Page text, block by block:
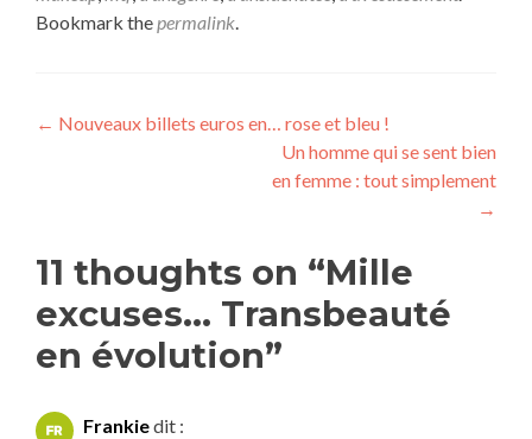
Bookmark thepermalink.
Navigation
← Nouveaux billets euros en… rose et bleu !
Un homme qui se sent bien
en femme : tout simplement
→
11 thoughts on “Mille
excuses… Transbeauté
en évolution”
Frankiedit :